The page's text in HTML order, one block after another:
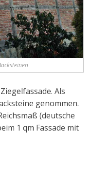
Als
genommen.
(deutsche
1 qm Fassade mit